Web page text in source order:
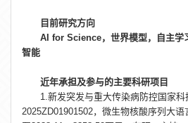
目前研究方向
AI for Science，世界模型，自主
智能
近年承担及参与的主要科研项目
1.新发突发与重大传染病防控国家科
2025ZD01901502，微生物核酸序列大